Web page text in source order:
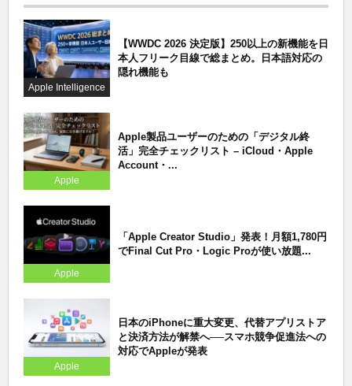
Apple Intelligence
【WWDC 2026 決定版】250以上の新機能を日
本人フリーク目線で総まとめ。日本語対応の
隠れ機能も
Apple
Apple製品ユーザーのための「デジタル終
活」完全チェックリスト – iCloud・Apple
Account・...
Apple
「Apple Creator Studio」発表！月額1,780円
でFinal Cut Pro・Logic Proが使い放題...
Apple
日本のiPhoneに重大変更、代替アプリストア
と決済方法が解禁へ──スマホ競争促進法への
対応でAppleが発表